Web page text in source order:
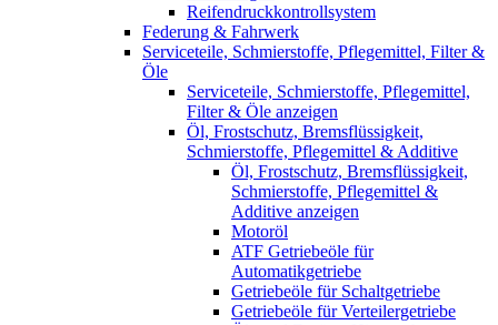
Reifendruckkontrollsystem
Federung & Fahrwerk
Serviceteile, Schmierstoffe, Pflegemittel, Filter &
Öle
Serviceteile, Schmierstoffe, Pflegemittel,
Filter & Öle anzeigen
Öl, Frostschutz, Bremsflüssigkeit,
Schmierstoffe, Pflegemittel & Additive
Öl, Frostschutz, Bremsflüssigkeit,
Schmierstoffe, Pflegemittel &
Additive anzeigen
Motoröl
ATF Getriebeöle für
Automatikgetriebe
Getriebeöle für Schaltgetriebe
Getriebeöle für Verteilergetriebe